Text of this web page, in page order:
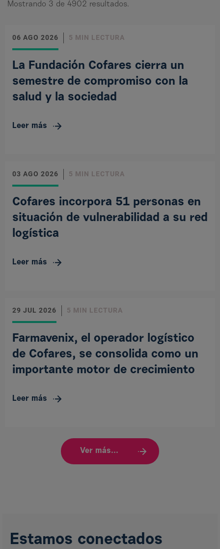
Mostrando 3 de 4902 resultados.
06 AGO 2026 5 MIN LECTURA
La Fundación Cofares cierra un
semestre de compromiso con la
salud y la sociedad
Leer más
03 AGO 2026 5 MIN LECTURA
Cofares incorpora 51 personas en
situación de vulnerabilidad a su red
logística
Leer más
29 JUL 2026 5 MIN LECTURA
Farmavenix, el operador logístico
de Cofares, se consolida como un
importante motor de crecimiento
Leer más
Ver más...
Estamos conectados